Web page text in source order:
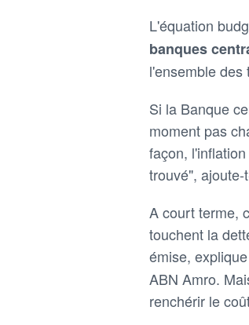
L'équation
banques
l'ensemble des
Si la Banque
moment pas
façon,
trouvé", ajoute-
A court terme,
touchent la
émise,
ABN Amro.
renchérir le